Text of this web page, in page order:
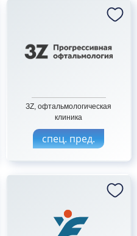
ЗZ, офтальмологическая
клиника
спец. пред.